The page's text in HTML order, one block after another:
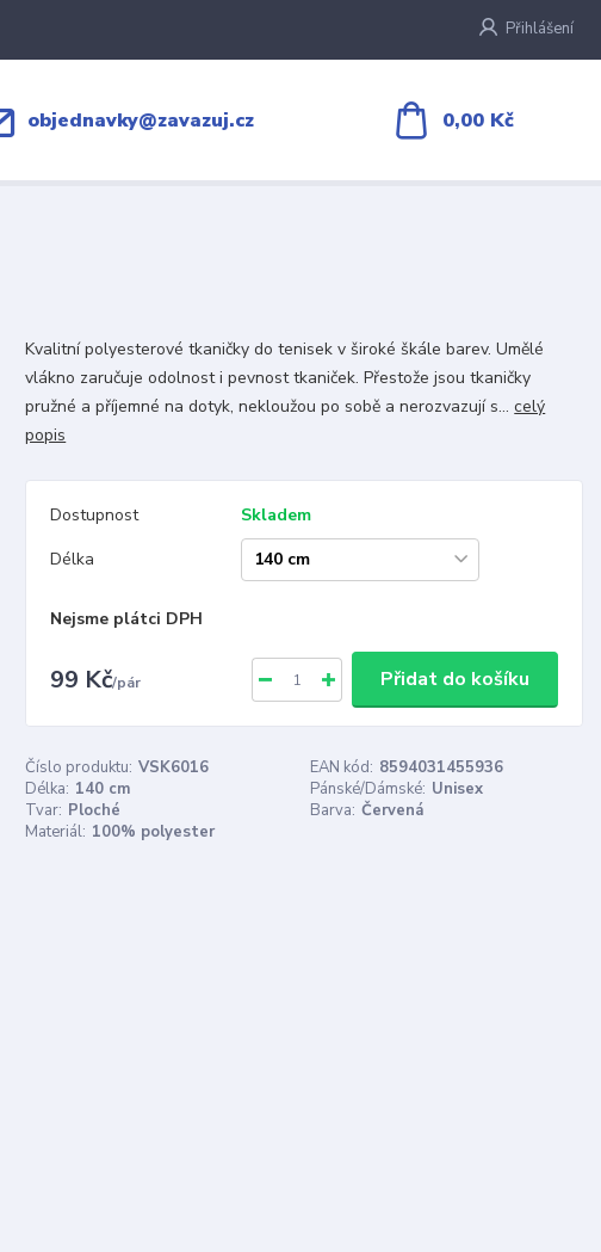
Přihlášení
objednavky@zavazuj.cz 0,00 Kč
Kvalitní polyesterové tkaničky do tenisek v široké škále barev. Umělé
vlákno zaručuje odolnost i pevnost tkaniček. Přestože jsou tkaničky
pružné a příjemné na dotyk, nekloužou po sobě a nerozvazují s...celý
popis
Dostupnost
Skladem
Délka
Nejsme plátci DPH
99 Kč/pár Přidat do košíku
Číslo produktu: VSK6016 EAN kód: 8594031455936
Délka: 140 cm Pánské/Dámské: Unisex
Tvar: Ploché Barva: Červená
Materiál: 100% polyester